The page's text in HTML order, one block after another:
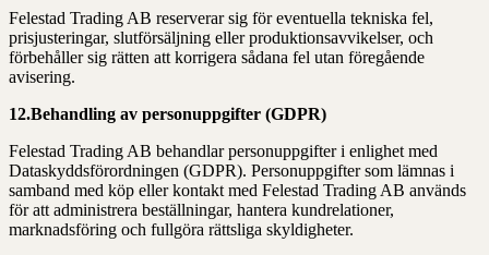
Felestad Trading AB reserverar sig för eventuella tekniska fel,
prisjusteringar, slutförsäljning eller produktionsavvikelser, och
förbehåller sig rätten att korrigera sådana fel utan föregående
avisering.
12.Behandling av personuppgifter (GDPR)
Felestad Trading AB behandlar personuppgifter i enlighet med
Dataskyddsförordningen (GDPR). Personuppgifter som lämnas i
samband med köp eller kontakt med Felestad Trading AB används
för att administrera beställningar, hantera kundrelationer,
marknadsföring och fullgöra rättsliga skyldigheter.